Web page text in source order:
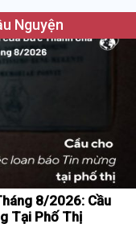
Nguyện
8/2026: Cầu
Tại Phố Thị